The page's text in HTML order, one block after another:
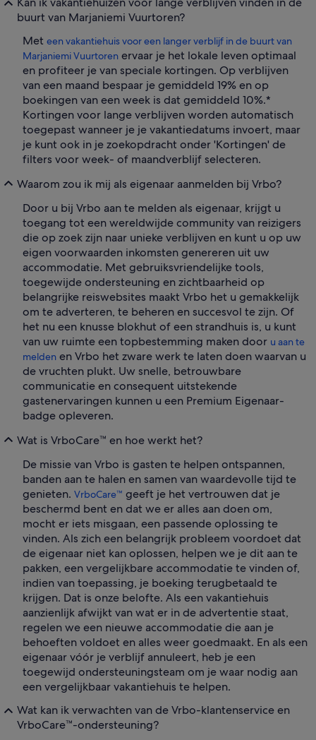
buurt van Marjaniemi Vuurtoren?
Met een vakantiehuis voor een langer verblijf in de buurt van
Marjaniemi Vuurtoren ervaar je het lokale leven optimaal
en profiteer je van speciale kortingen. Op verblijven
van een maand bespaar je gemiddeld 19% en op
boekingen van een week is dat gemiddeld 10%.*
Kortingen voor lange verblijven worden automatisch
toegepast wanneer je je vakantiedatums invoert, maar
je kunt ook in je zoekopdracht onder 'Kortingen' de
filters voor week- of maandverblijf selecteren.
Waarom zou ik mij als eigenaar aanmelden bij Vrbo?
Door u bij Vrbo aan te melden als eigenaar, krijgt u
toegang tot een wereldwijde community van reizigers
die op zoek zijn naar unieke verblijven en kunt u op uw
eigen voorwaarden inkomsten genereren uit uw
accommodatie. Met gebruiksvriendelijke tools,
toegewijde ondersteuning en zichtbaarheid op
belangrijke reiswebsites maakt Vrbo het u gemakkelijk
om te adverteren, te beheren en succesvol te zijn. Of
het nu een knusse blokhut of een strandhuis is, u kunt
van uw ruimte een topbestemming maken door u aan te
melden en Vrbo het zware werk te laten doen waarvan u
de vruchten plukt. Uw snelle, betrouwbare
communicatie en consequent uitstekende
gastenervaringen kunnen u een Premium Eigenaar-
badge opleveren.
Wat is VrboCare™ en hoe werkt het?
De missie van Vrbo is gasten te helpen ontspannen,
banden aan te halen en samen van waardevolle tijd te
genieten. VrboCare™ geeft je het vertrouwen dat je
beschermd bent en dat we er alles aan doen om,
mocht er iets misgaan, een passende oplossing te
vinden. Als zich een belangrijk probleem voordoet dat
de eigenaar niet kan oplossen, helpen we je dit aan te
pakken, een vergelijkbare accommodatie te vinden of,
indien van toepassing, je boeking terugbetaald te
krijgen. Dat is onze belofte. Als een vakantiehuis
aanzienlijk afwijkt van wat er in de advertentie staat,
regelen we een nieuwe accommodatie die aan je
behoeften voldoet en alles weer goedmaakt. En als een
eigenaar vóór je verblijf annuleert, heb je een
toegewijd ondersteuningsteam om je waar nodig aan
een vergelijkbaar vakantiehuis te helpen.
Wat kan ik verwachten van de Vrbo-klantenservice en
VrboCare™-ondersteuning?